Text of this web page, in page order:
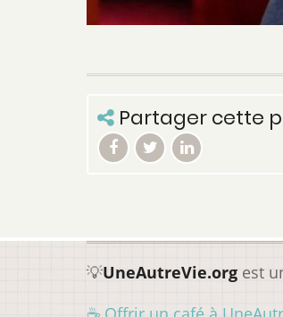
Partager cette
💡UneAutreVie.org est